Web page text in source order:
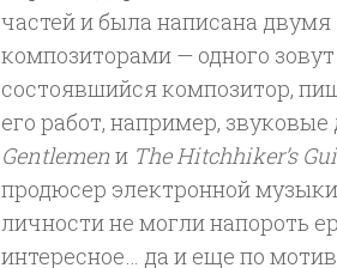
частей и была написана двумя
композиторами — одного зовут
состоявшийся композитор,
его работ, например,
Gentlemen и The Hitchhiker’s
продюсер электронной
личности не могли напороть
интересное… да и еще по